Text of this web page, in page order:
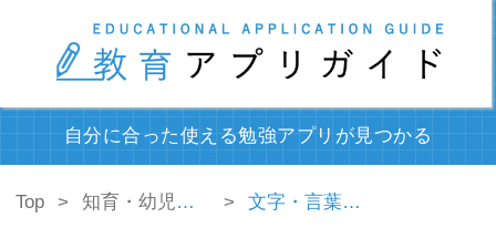
自分に合った使える勉強アプリが見つかる
Top 知育・幼児教育 文字・言葉・名前を知る